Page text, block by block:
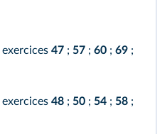
exercices 47 ; 57 ; 60 ; 69 ;
exercices 48 ; 50 ; 54 ; 58 ;